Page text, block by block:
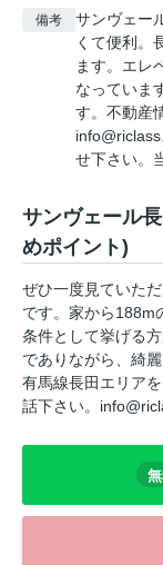
備考
サンヴェー
くて便利。
ます。エレ
なっていま
す。不動産
せ下さい。
サンヴェール
めポイント)
ぜひ一度見ていた
です。家から188m
条件として挙げる
でありながら、綺
有馬線長田エリア
話下さい。